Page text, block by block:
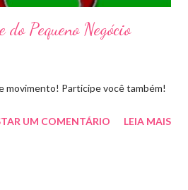
do Pequeno Negócio
movimento! Participe você também!
UM COMENTÁRIO LEIA MAIS